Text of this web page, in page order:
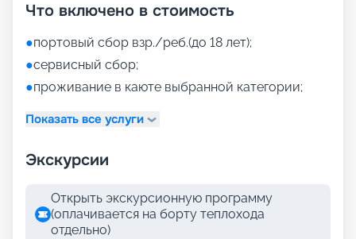
Что включено в стоимость
●портовый сбор взр./реб.(до 18 лет);
●сервисный сбор;
●проживание в каюте выбранной категории;
Показать все услуги
Экскурсии
Открыть экскурсионную программу
(оплачивается на борту теплохода
отдельно)